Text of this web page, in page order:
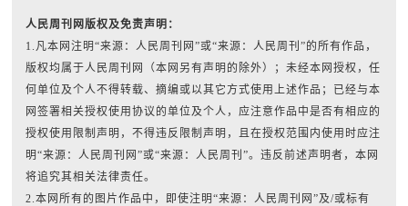
人民周刊网版权及免责声明：
1.凡本网注明“来源：人民周刊网”或“来源：人民周刊”的所有作品，
版权均属于人民周刊网（本网另有声明的除外）；未经本网授权，任
何单位及个人不得转载、摘编或以其它方式使用上述作品；已经与本
网签署相关授权使用协议的单位及个人，应注意作品中是否有相应的
授权使用限制声明，不得违反限制声明，且在授权范围内使用时应注
明“来源：人民周刊网”或“来源：人民周刊”。违反前述声明者，本网
将追究其相关法律责任。
2.本网所有的图片作品中，即使注明“来源：人民周刊网”及/或标有